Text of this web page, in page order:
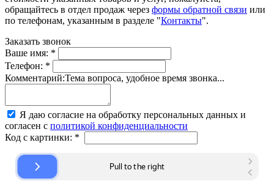
обращайтесь в отдел продаж через формы обратной связи или
по телефонам, указанным в разделе "Контакты".
Заказать звонок
Ваше имя: *
Телефон: *
Комментарий:Тема вопроса, удобное время звонка...
Я даю согласие на обработку персональных данных и
согласен с политикой конфиденциальности
Код с картинки: *